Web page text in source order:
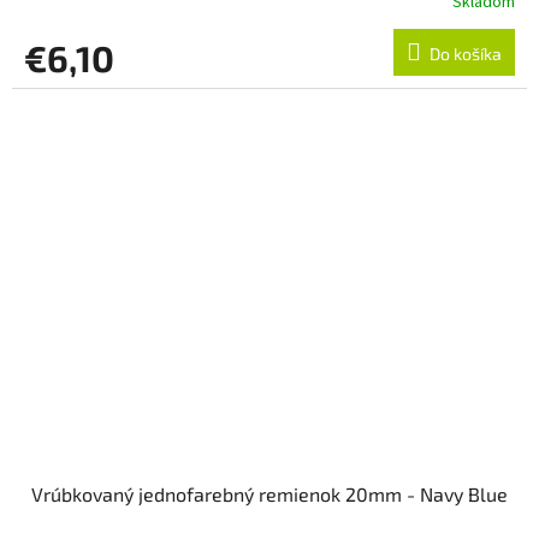
€6,10 Do košíka
Vrúbkovaný jednofarebný remienok 20mm - Navy Blue